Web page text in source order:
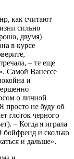
как считают
сильно
двумя)
в курсе
– те еще
Самой Ванессе
и
о личной
просто не буду об
глоток черного
– Когда я играла
бойфренд и сколько
и дальше».